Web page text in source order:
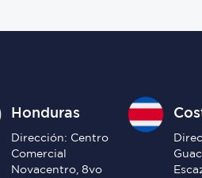
Honduras
Dirección: Centro
Comercial
Novacentro, 8vo